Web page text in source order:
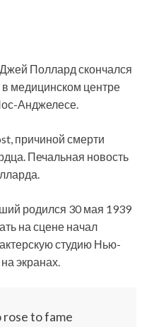
Поллард скончался
в медицинском центре
Анджелесе.
причиной смерти
Печальная новость
родился 30 мая 1939
на сцене начал
студию Нью-
экранах.
rose to fame